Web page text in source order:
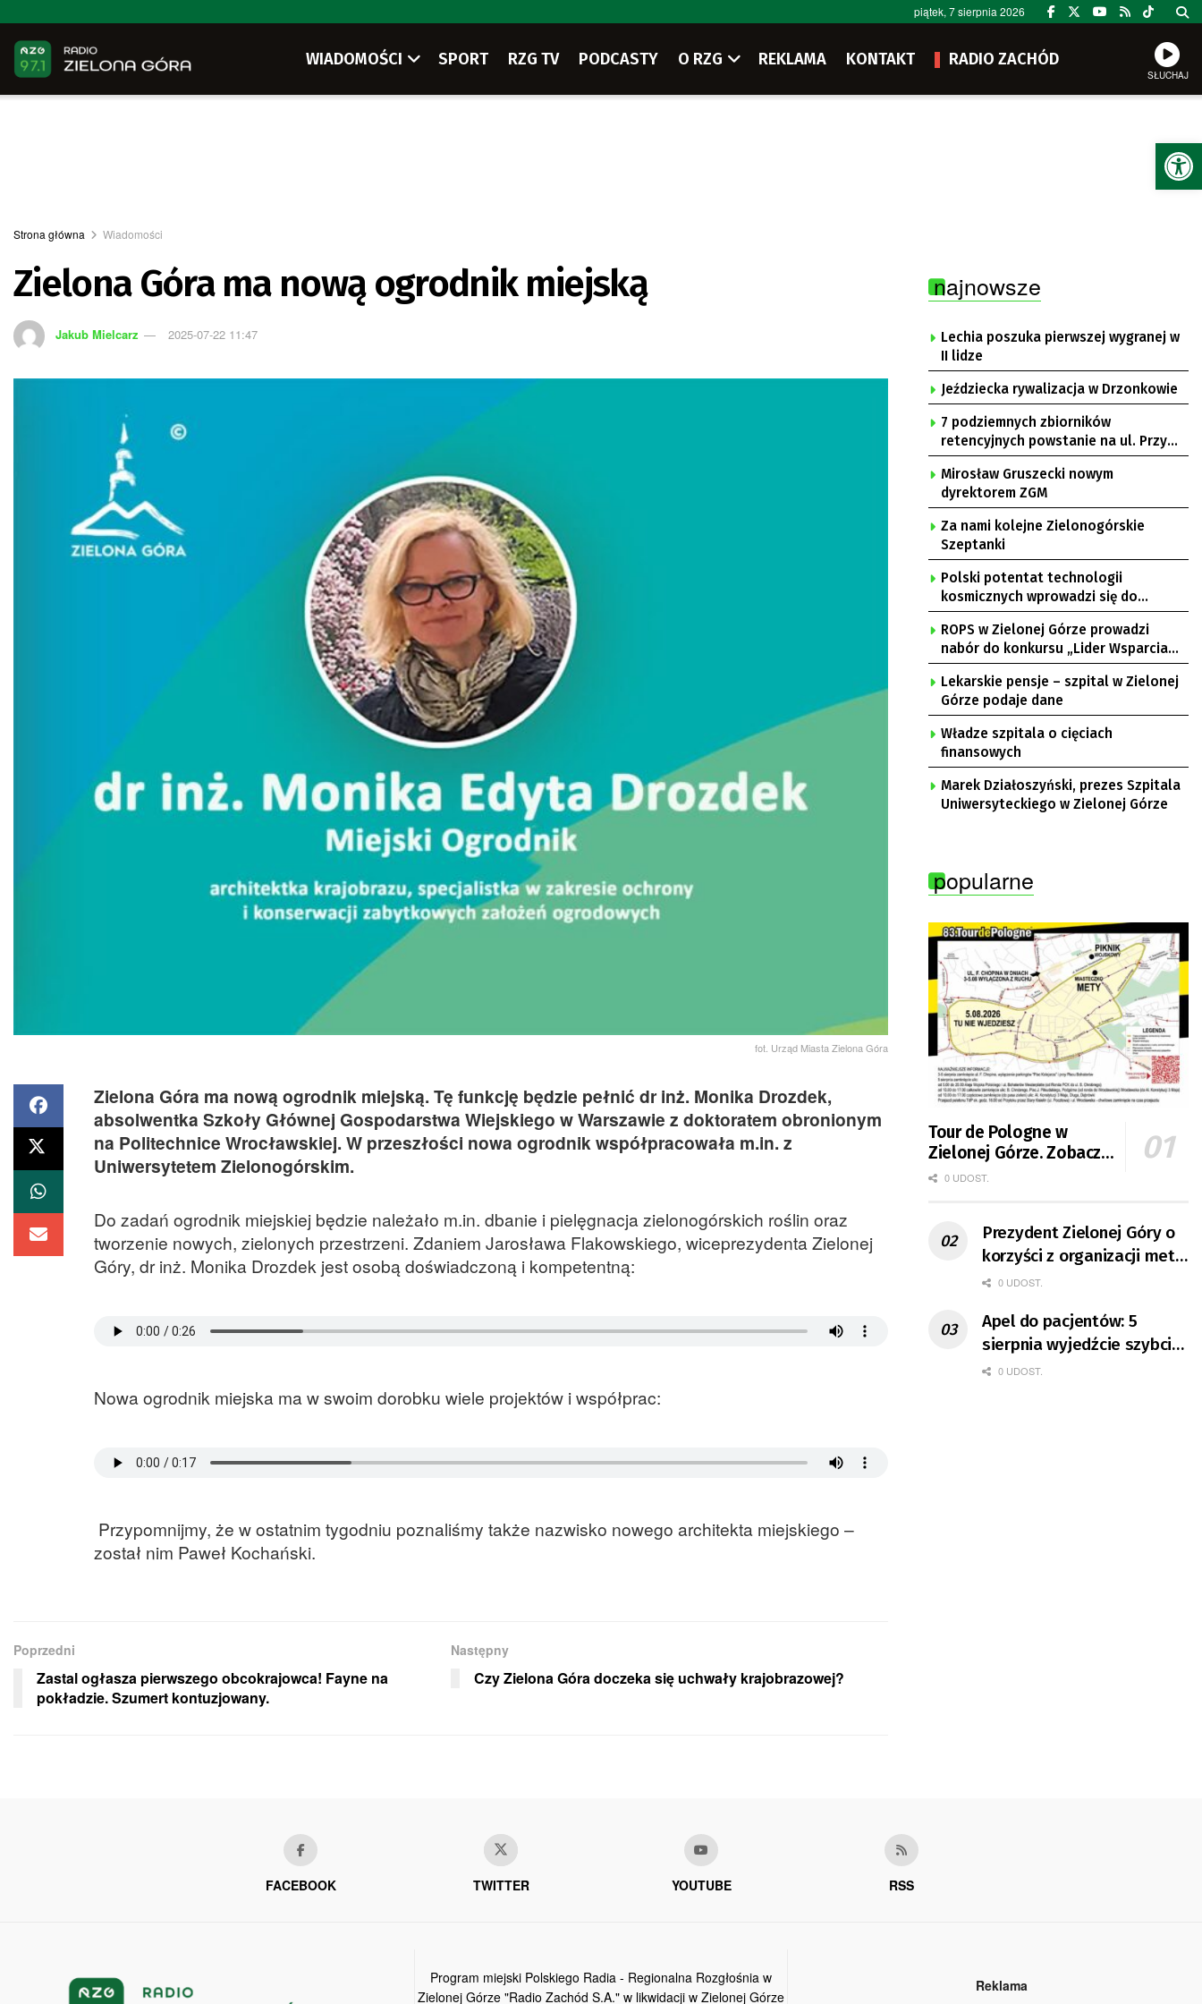
piątek, 7 sierpnia 2026
WIADOMOŚCI SPORT RZG TV PODCASTY O RZG REKLAMA KONTAKT RADIO ZACHÓD
SŁUCHAJ
Strona główna Wiadomości
Zielona Góra ma nową ogrodnik miejską
Jakub Mielcarz 2025-07-22 11:47
fot. Urząd Miasta Zielona Góra
Zielona Góra ma nową ogrodnik miejską. Tę funkcję będzie pełnić dr inż. Monika Drozdek,
absolwentka Szkoły Głównej Gospodarstwa Wiejskiego w Warszawie z doktoratem obronionym
na Politechnice Wrocławskiej. W przeszłości nowa ogrodnik współpracowała m.in. z
Uniwersytetem Zielonogórskim.
Do zadań ogrodnik miejskiej będzie należało m.in. dbanie i pielęgnacja zielonogórskich roślin oraz
tworzenie nowych, zielonych przestrzeni. Zdaniem Jarosława Flakowskiego, wiceprezydenta Zielonej
Góry, dr inż. Monika Drozdek jest osobą doświadczoną i kompetentną:
Nowa ogrodnik miejska ma w swoim dorobku wiele projektów i współprac:
Przypomnijmy, że w ostatnim tygodniu poznaliśmy także nazwisko nowego architekta miejskiego –
został nim Paweł Kochański.
Poprzedni
Zastal ogłasza pierwszego obcokrajowca! Fayne na
pokładzie. Szumert kontuzjowany.
Następny
Czy Zielona Góra doczeka się uchwały krajobrazowej?
najnowsze
Lechia poszuka pierwszej wygranej w
II lidze
Jeździecka rywalizacja w Drzonkowie
7 podziemnych zbiorników
retencyjnych powstanie na ul. Przy
Gazowni
Mirosław Gruszecki nowym
dyrektorem ZGM
Za nami kolejne Zielonogórskie
Szeptanki
Polski potentat technologii
kosmicznych wprowadzi się do
Zielonej Góry
ROPS w Zielonej Górze prowadzi
nabór do konkursu „Lider Wsparcia
Seniora”
Lekarskie pensje – szpital w Zielonej
Górze podaje dane
Władze szpitala o cięciach
finansowych
Marek Działoszyński, prezes Szpitala
Uniwersyteckiego w Zielonej Górze
popularne
Tour de Pologne w
Zielonej Górze. Zobacz
zmiany w organizacji
0 UDOST.
Prezydent Zielonej Góry o
korzyści z organizacji mety
Tour de Pologne
0 UDOST.
Apel do pacjentów: 5
sierpnia wyjedźcie szybciej
z domów
0 UDOST.
FACEBOOK TWITTER YOUTUBE RSS
Program miejski Polskiego Radia - Regionalna Rozgłośnia w
Zielonej Górze "Radio Zachód S.A." w likwidacji w Zielonej Górze
Reklama